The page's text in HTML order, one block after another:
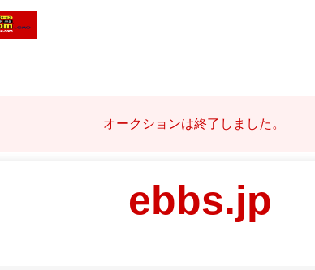
オークションは終了しました。
ebbs.jp